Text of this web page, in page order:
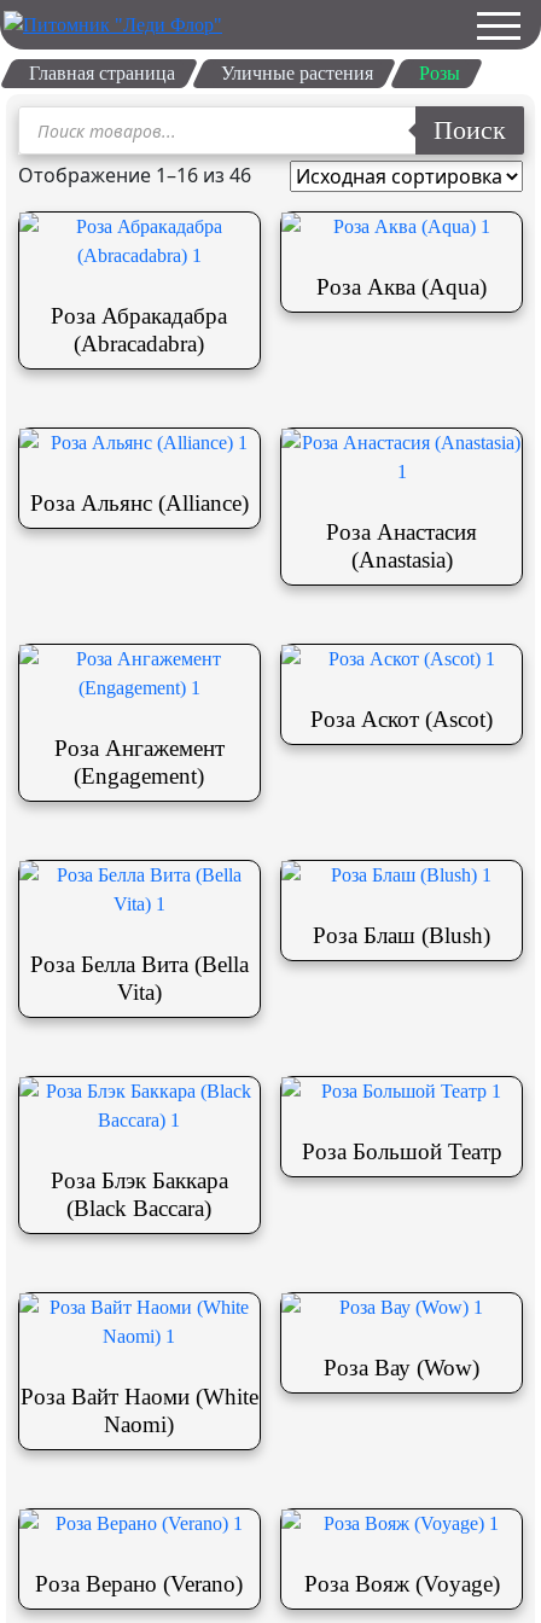
Главная страница Уличные растения Розы
Поиск
товаров Поиск
Отображение 1–16 из 46
Роза Абракадабра
(Abracadabra)
Роза Аква (Aqua)
Роза Альянс (Alliance)
Роза Анастасия
(Anastasia)
Роза Ангажемент
(Engagement)
Роза Аскот (Ascot)
Роза Белла Вита (Bella
Vita)
Роза Блаш (Blush)
Роза Блэк Баккара
(Black Baccara)
Роза Большой Театр
Роза Вайт Наоми (White
Naomi)
Роза Вау (Wow)
Роза Верано (Verano) Роза Вояж (Voyage)